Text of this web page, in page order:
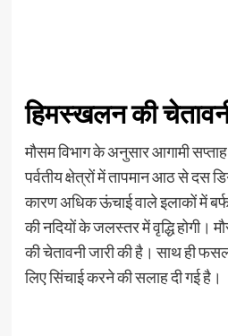
हिमस्खलन की
मौसम विभाग के अनुसार आगामी
पर्वतीय क्षेत्रों में तापमान आठ से दस
कारण अधिक ऊंचाई वाले इलाकों में
की नदियों के जलस्तर में वृद्धि होगी।
की चेतावनी जारी की है। साथ ही
लिए सिंचाई करने की सलाह दी गई है।